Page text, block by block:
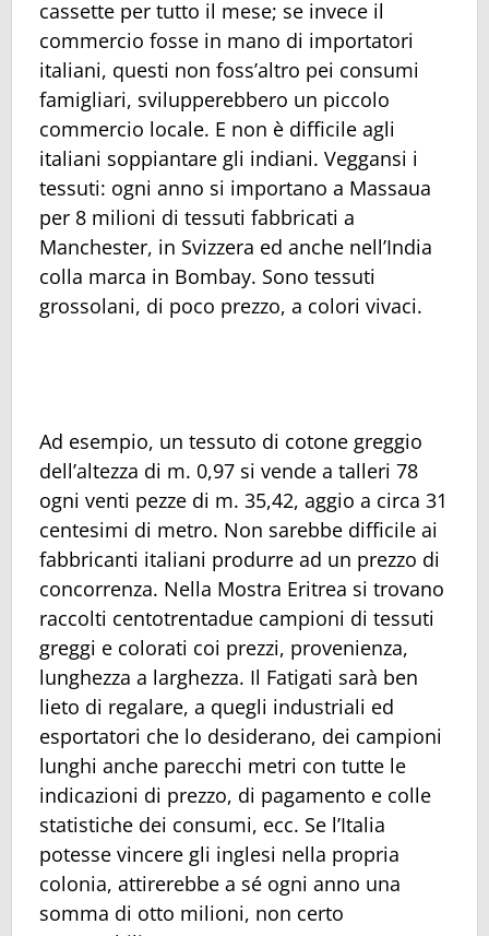
cassette per tutto il mese; se invece il
commercio fosse in mano di importatori
italiani, questi non foss’altro pei consumi
famigliari, svilupperebbero un piccolo
commercio locale. E non è difficile agli
italiani soppiantare gli indiani. Veggansi i
tessuti: ogni anno si importano a Massaua
per 8 milioni di tessuti fabbricati a
Manchester, in Svizzera ed anche nell’India
colla marca in Bombay. Sono tessuti
grossolani, di poco prezzo, a colori vivaci.
Ad esempio, un tessuto di cotone greggio
dell’altezza di m. 0,97 si vende a talleri 78
ogni venti pezze di m. 35,42, aggio a circa 31
centesimi di metro. Non sarebbe difficile ai
fabbricanti italiani produrre ad un prezzo di
concorrenza. Nella Mostra Eritrea si trovano
raccolti centotrentadue campioni di tessuti
greggi e colorati coi prezzi, provenienza,
lunghezza a larghezza. Il Fatigati sarà ben
lieto di regalare, a quegli industriali ed
esportatori che lo desiderano, dei campioni
lunghi anche parecchi metri con tutte le
indicazioni di prezzo, di pagamento e colle
statistiche dei consumi, ecc. Se l’Italia
potesse vincere gli inglesi nella propria
colonia, attirerebbe a sé ogni anno una
somma di otto milioni, non certo